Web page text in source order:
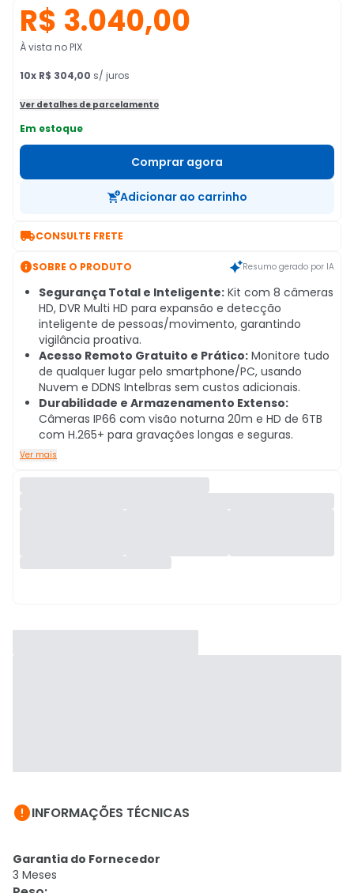
R$ 3.040,00
À vista no PIX
10x R$ 304,00 s/ juros
Ver detalhes de parcelamento
Em estoque
Comprar agora
Adicionar ao carrinho
CONSULTE FRETE
SOBRE O PRODUTO Resumo gerado por IA
Segurança Total e Inteligente: Kit com 8 câmeras
HD, DVR Multi HD para expansão e detecção
inteligente de pessoas/movimento, garantindo
vigilância proativa.
Acesso Remoto Gratuito e Prático: Monitore tudo
de qualquer lugar pelo smartphone/PC, usando
Nuvem e DDNS Intelbras sem custos adicionais.
Durabilidade e Armazenamento Extenso:
Câmeras IP66 com visão noturna 20m e HD de 6TB
com H.265+ para gravações longas e seguras.
Ver mais
INFORMAÇÕES TÉCNICAS
Garantia do Fornecedor
3 Meses